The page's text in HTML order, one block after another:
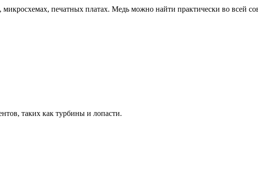
печатных платах. Медь можно найти практически во всей
таких как турбины и лопасти.